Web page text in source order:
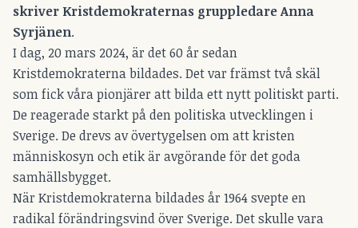
skriver Kristdemokraternas gruppledare Anna
Syrjänen.
I dag, 20 mars 2024, är det 60 år sedan
Kristdemokraterna bildades. Det var främst två skäl
som fick våra pionjärer att bilda ett nytt politiskt parti.
De reagerade starkt på den politiska utvecklingen i
Sverige. De drevs av övertygelsen om att kristen
människosyn och etik är avgörande för det goda
samhällsbygget.
När Kristdemokraterna bildades år 1964 svepte en
radikal förändringsvind över Sverige. Det skulle vara